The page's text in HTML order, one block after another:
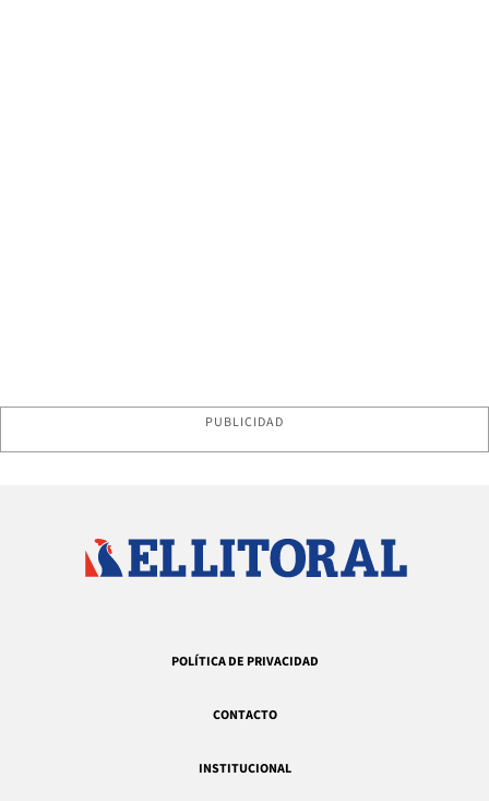
PUBLICIDAD
POLÍTICA DE PRIVACIDAD
CONTACTO
INSTITUCIONAL